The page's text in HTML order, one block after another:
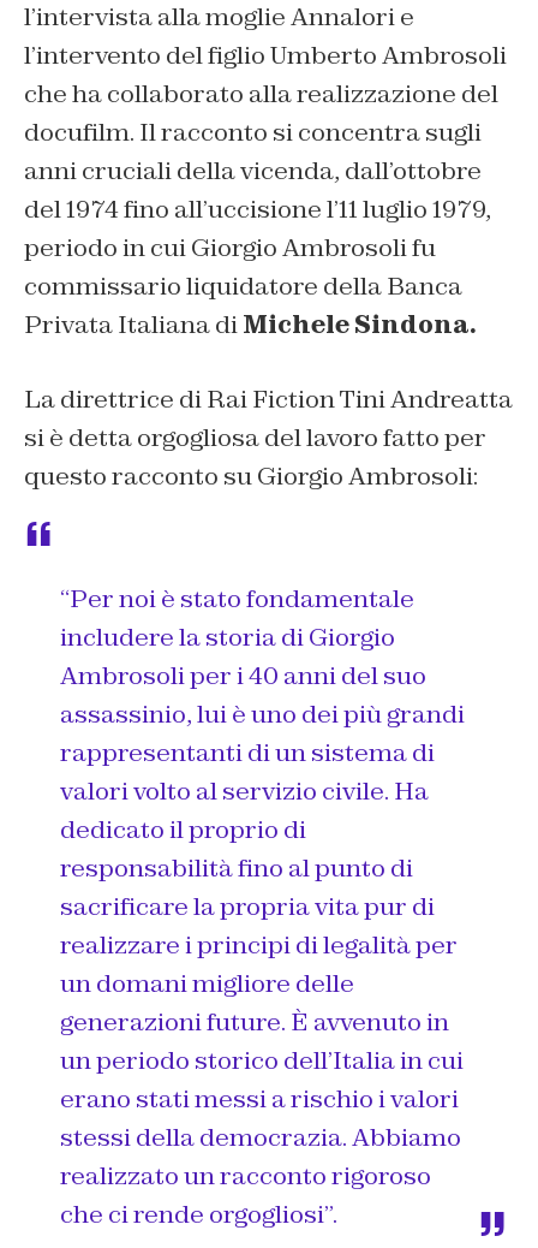
l’intervista alla moglie Annalori e
l’intervento del figlio Umberto Ambrosoli
che ha collaborato alla realizzazione del
docufilm. Il racconto si concentra sugli
anni cruciali della vicenda, dall’ottobre
del 1974 fino all’uccisione l’11 luglio 1979,
periodo in cui Giorgio Ambrosoli fu
commissario liquidatore della Banca
Privata Italiana diMichele Sindona.
La direttrice di Rai Fiction Tini Andreatta
si è detta orgogliosa del lavoro fatto per
questo racconto su Giorgio Ambrosoli:
“Per noi è stato fondamentale
includere la storia di Giorgio
Ambrosoli per i 40 anni del suo
assassinio, lui è uno dei più grandi
rappresentanti di un sistema di
valori volto al servizio civile. Ha
dedicato il proprio di
responsabilità fino al punto di
sacrificare la propria vita pur di
realizzare i principi di legalità per
un domani migliore delle
generazioni future. È avvenuto in
un periodo storico dell’Italia in cui
erano stati messi a rischio i valori
stessi della democrazia. Abbiamo
realizzato un racconto rigoroso
che ci rende orgogliosi”.